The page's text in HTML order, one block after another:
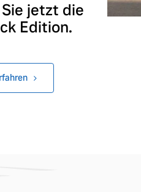
jetzt die
Edition.